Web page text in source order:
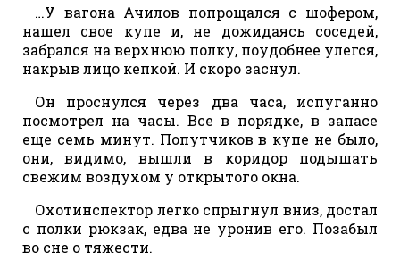
…У вагона Ачилов попрощался с шофером,
нашел свое купе и, не дожидаясь соседей,
забрался на верхнюю полку, поудобнее улегся,
накрыв лицо кепкой. И скоро заснул.
Он проснулся через два часа, испуганно
посмотрел на часы. Все в порядке, в запасе
еще семь минут. Попутчиков в купе не было,
они, видимо, вышли в коридор подышать
свежим воздухом у открытого окна.
Охотинспектор легко спрыгнул вниз, достал
с полки рюкзак, едва не уронив его. Позабыл
во сне о тяжести.